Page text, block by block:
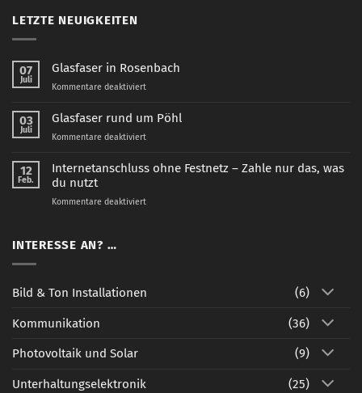
LETZTE NEUIGKEITEN
07
Juli
Glasfaser in Rosenbach
Kommentare deaktiviertfür
in
03
Juli
Glasfaser rund um Pöhl
Kommentare deaktiviertfür
rund
12
Feb.
Internetanschluss ohne Festnetz – Zahle nur das, was
du nutzt
Kommentare deaktiviertfür
das,
INTERESSE AN? …
Bild & Ton Installationen (6)
Kommunikation (36)
Photovoltaik und Solar (9)
Unterhaltungselektronik (25)